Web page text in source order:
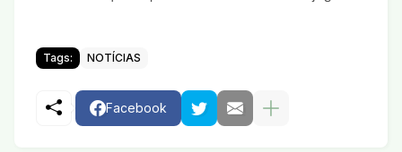
Tags: NOTÍCIAS
Facebook